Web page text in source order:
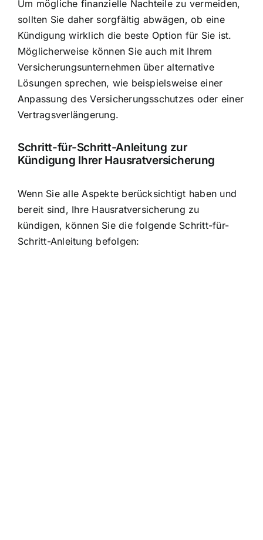
Um mögliche finanzielle Nachteile zu vermeiden,
sollten Sie daher sorgfältig abwägen, ob eine
Kündigung wirklich die beste Option für Sie ist.
Möglicherweise können Sie auch mit Ihrem
Versicherungsunternehmen über alternative
Lösungen sprechen, wie beispielsweise einer
Anpassung des Versicherungsschutzes oder einer
Vertragsverlängerung.
Schritt-für-Schritt-Anleitung zur
Kündigung Ihrer Hausratversicherung
Wenn Sie alle Aspekte berücksichtigt haben und
bereit sind, Ihre Hausratversicherung zu
kündigen, können Sie die folgende Schritt-für-
Schritt-Anleitung befolgen: